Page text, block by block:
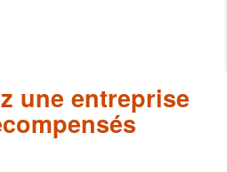
une entreprise